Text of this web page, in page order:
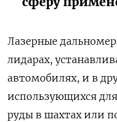
Лазерные
лидарах,
автомобилях, и в
использующихся
руды в шахтах или